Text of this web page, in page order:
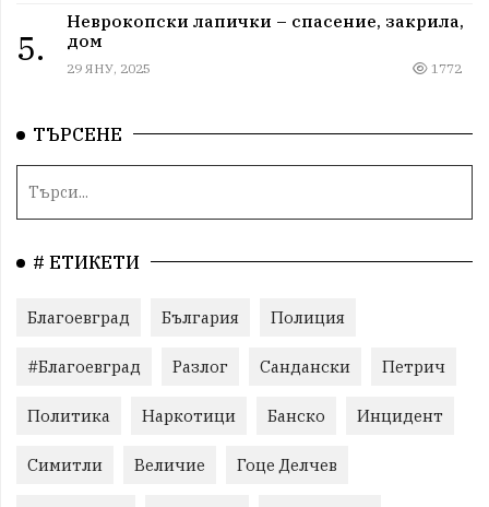
5.
Неврокопски лапички – спасение, закрила,
дом
29 ЯНУ, 2025 1772
ТЪРСЕНЕ
# ЕТИКЕТИ
Благоевград България Полиция
#Благоевград Разлог Сандански Петрич
Политика Наркотици Банско Инцидент
Симитли Величие Гоце Делчев